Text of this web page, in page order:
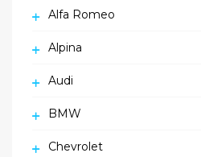
Alfa Romeo
Alpina
Audi
BMW
Chevrolet